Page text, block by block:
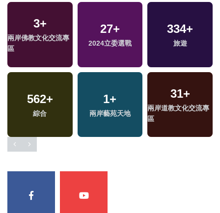
3+
兩岸佛教文化交流專
區
27+
2024立委選戰
334+
旅遊
562+
綜合
1+
兩岸藝苑天地
31+
兩岸道教文化交流專
區